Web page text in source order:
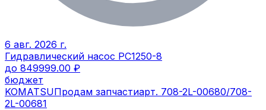
6 авг. 2026 г.
Гидравлический насос PC1250-8
до 849999.00 ₽
бюджет
KOMATSUПродам запчастиарт. 708-2L-00680/708-
2L-00681